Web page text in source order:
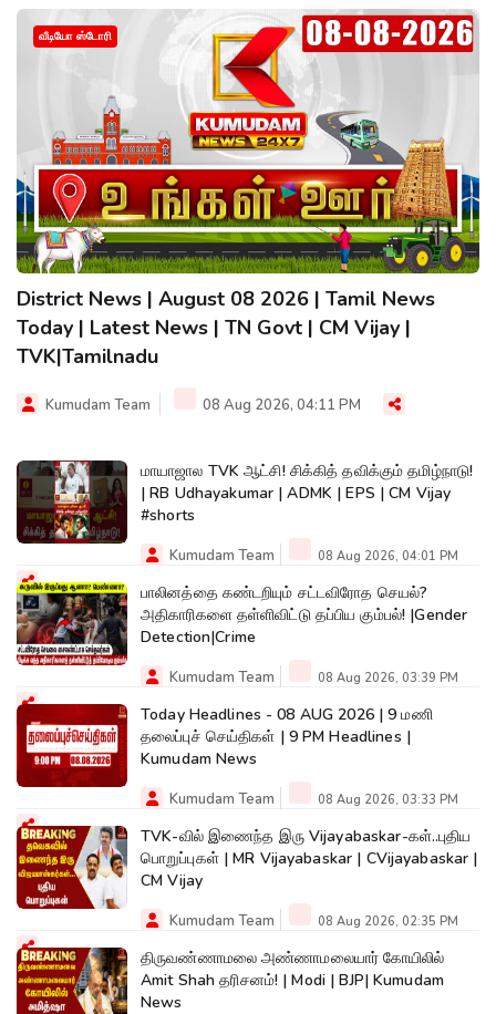
வீடியோ ஸ்டோரி
District News | August 08 2026 | Tamil News
Today | Latest News | TN Govt | CM Vijay |
TVK|Tamilnadu
Kumudam Team 08 Aug 2026, 04:11 PM
மாயாஜால TVK ஆட்சி! சிக்கித் தவிக்கும் தமிழ்நாடு!
| RB Udhayakumar | ADMK | EPS | CM Vijay
#shorts
Kumudam Team 08 Aug 2026, 04:01 PM
பாலினத்தை கண்டறியும் சட்டவிரோத செயல்?
அதிகாரிகளை தள்ளிவிட்டு தப்பிய கும்பல்! |Gender
Detection|Crime
Kumudam Team 08 Aug 2026, 03:39 PM
Today Headlines - 08 AUG 2026 | 9 மணி
தலைப்புச் செய்திகள் | 9 PM Headlines |
Kumudam News
Kumudam Team 08 Aug 2026, 03:33 PM
TVK-வில் இணைந்த இரு Vijayabaskar-கள்..புதிய
பொறுப்புகள் | MR Vijayabaskar | CVijayabaskar |
CM Vijay
Kumudam Team 08 Aug 2026, 02:35 PM
திருவண்ணாமலை அண்ணாமலையார் கோயிலில்
Amit Shah தரிசனம்! | Modi | BJP| Kumudam
News